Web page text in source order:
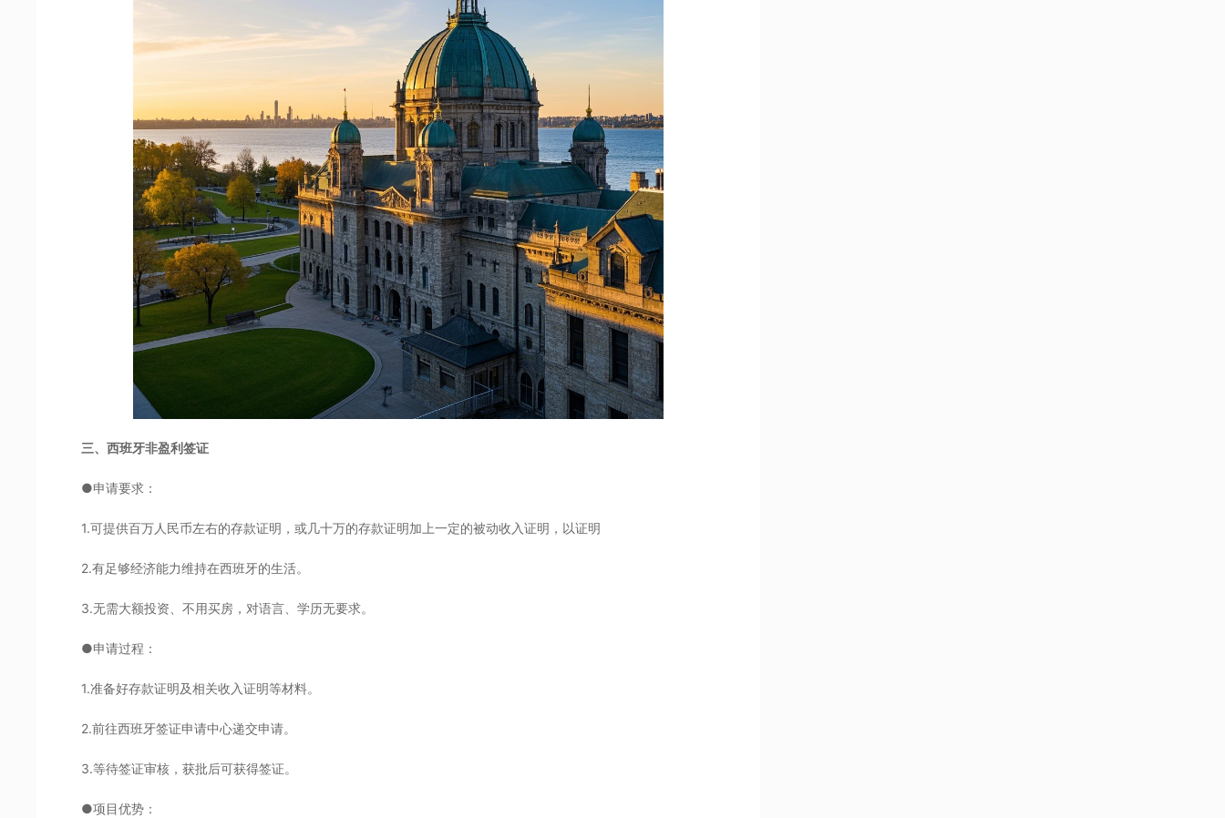
三、西班牙非盈利签证
●申请要求：
1.可提供百万人民币左右的存款证明，或几十万的存款证明加上一定的被动收入证明，以证明
2.有足够经济能力维持在西班牙的生活。
3.无需大额投资、不用买房，对语言、学历无要求。
●申请过程：
1.准备好存款证明及相关收入证明等材料。
2.前往西班牙签证申请中心递交申请。
3.等待签证审核，获批后可获得签证。
●项目优势：